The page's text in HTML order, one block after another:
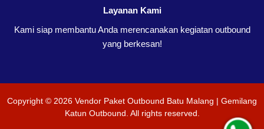
Layanan Kami
Kami siap membantu Anda merencanakan kegiatan outbound
yang berkesan!
Copyright © 2026 Vendor Paket Outbound Batu Malang | Gemilang
Katun Outbound . All rights reserved.